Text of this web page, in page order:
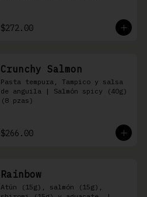
$272.00
Crunchy Salmon
Pasta tempura, Tampico y salsa
de anguila | Salmón spicy (40g)
(8 pzas)
$266.00
Rainbow
Atún (15g), salmón (15g),